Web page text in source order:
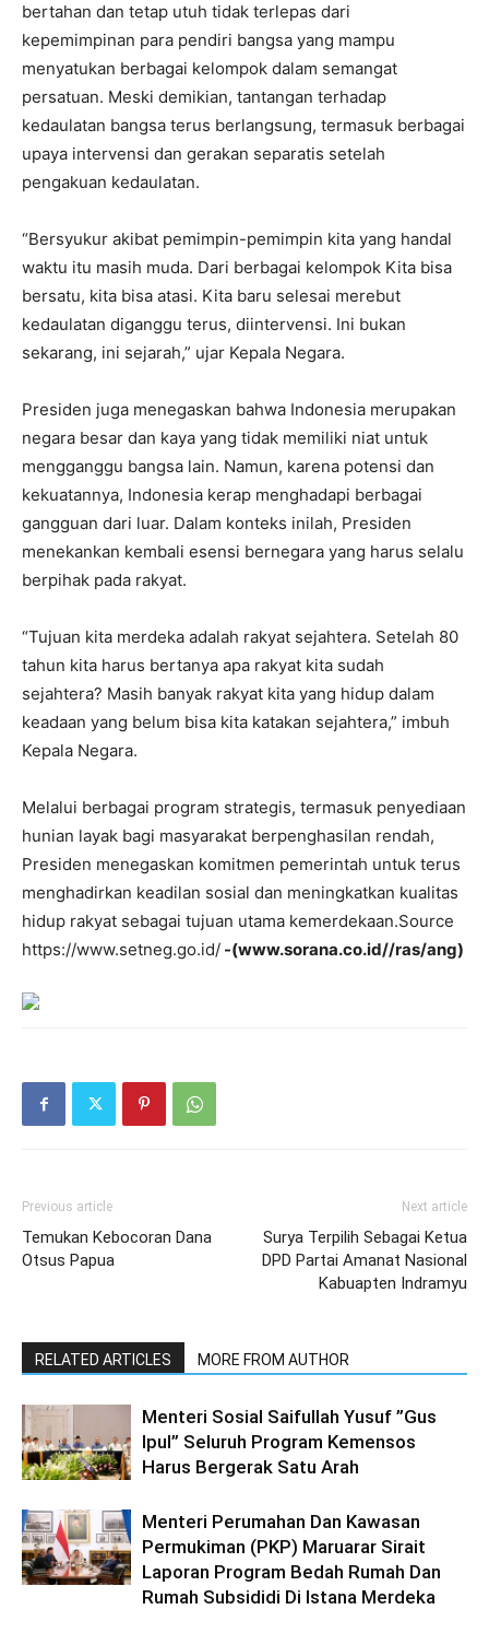
bertahan dan tetap utuh tidak terlepas dari
kepemimpinan para pendiri bangsa yang mampu
menyatukan berbagai kelompok dalam semangat
persatuan. Meski demikian, tantangan terhadap
kedaulatan bangsa terus berlangsung, termasuk berbagai
upaya intervensi dan gerakan separatis setelah
pengakuan kedaulatan.
“Bersyukur akibat pemimpin-pemimpin kita yang handal
waktu itu masih muda. Dari berbagai kelompok Kita bisa
bersatu, kita bisa atasi. Kita baru selesai merebut
kedaulatan diganggu terus, diintervensi. Ini bukan
sekarang, ini sejarah,” ujar Kepala Negara.
Presiden juga menegaskan bahwa Indonesia merupakan
negara besar dan kaya yang tidak memiliki niat untuk
mengganggu bangsa lain. Namun, karena potensi dan
kekuatannya, Indonesia kerap menghadapi berbagai
gangguan dari luar. Dalam konteks inilah, Presiden
menekankan kembali esensi bernegara yang harus selalu
berpihak pada rakyat.
“Tujuan kita merdeka adalah rakyat sejahtera. Setelah 80
tahun kita harus bertanya apa rakyat kita sudah
sejahtera? Masih banyak rakyat kita yang hidup dalam
keadaan yang belum bisa kita katakan sejahtera,” imbuh
Kepala Negara.
Melalui berbagai program strategis, termasuk penyediaan
hunian layak bagi masyarakat berpenghasilan rendah,
Presiden menegaskan komitmen pemerintah untuk terus
menghadirkan keadilan sosial dan meningkatkan kualitas
hidup rakyat sebagai tujuan utama kemerdekaan.Source
https://www.setneg.go.id/ -(www.sorana.co.id//ras/ang)
Previous article
Temukan Kebocoran Dana
Otsus Papua
Next article
Surya Terpilih Sebagai Ketua
DPD Partai Amanat Nasional
Kabuapten Indramyu
RELATED ARTICLES MORE FROM AUTHOR
Menteri Sosial Saifullah Yusuf ”Gus
Ipul” Seluruh Program Kemensos
Harus Bergerak Satu Arah
Menteri Perumahan Dan Kawasan
Permukiman (PKP) Maruarar Sirait
Laporan Program Bedah Rumah Dan
Rumah Subsididi Di Istana Merdeka